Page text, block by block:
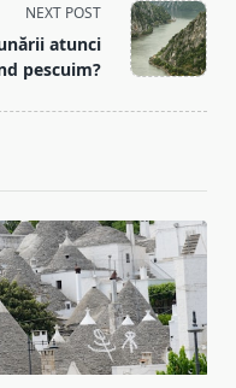
NEXT POST
atunci
pescuim?